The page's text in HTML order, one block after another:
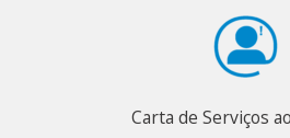
Carta de Serviços